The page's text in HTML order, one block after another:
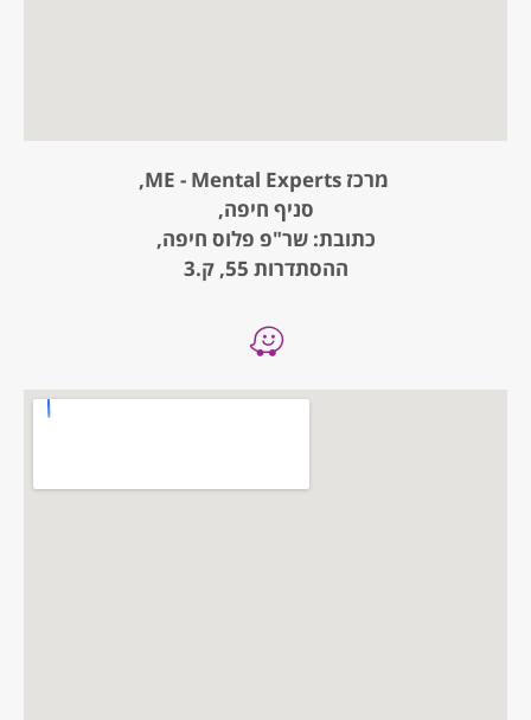
מרכז ME - Mental Experts,
סניף חיפה,
כתובת: שר"פ פלוס חיפה,
ההסתדרות 55, ק.3